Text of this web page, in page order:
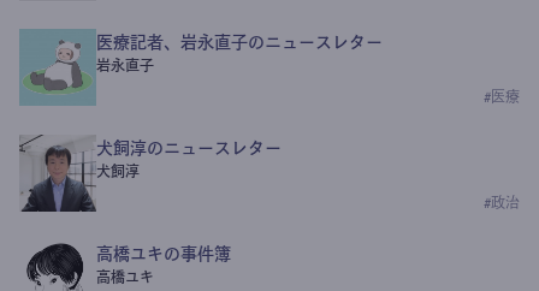
医療記者、岩永直子のニュースレター
岩永直子
# 医療
犬飼淳のニュースレター
犬飼淳
#政治
高橋ユキの事件簿
高橋ユキ